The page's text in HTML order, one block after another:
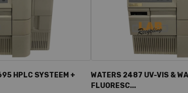
HPLC SYSTEEM +
WATERS 2487 UV-VIS &
FLUORESC...